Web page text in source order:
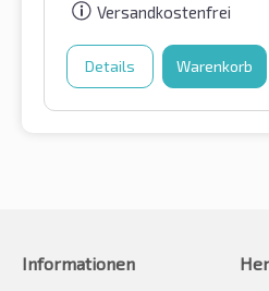
Versandkostenfrei
Details Warenkorb
Informationen